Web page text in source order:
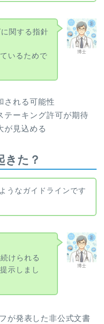
博士
関する指針
いるためで
される可能性
テーキング許可が期待
が見込める
きた？
うなガイドラインです
博士
けられる
示しまし
が発表した非公式文書